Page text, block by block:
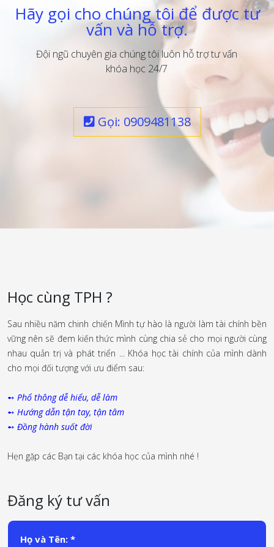
Hãy gọi cho chúng tôi để được tư
vấn và hỗ trợ.
Đội ngũ chuyên gia chúng tôi luôn hỗ trợ tư vấn
khóa học 24/7
Gọi: 0909481138
Học cùng TPH ?
Sau nhiều năm chinh chiến Mình tự hào là người làm tài chính bền
vững nên sẽ đem kiến thức mình cùng chia sẻ cho mọi người cùng
nhau quản trị và phát triển ... Khóa học tài chính của mình dành
cho mọi đối tượng với ưu điểm sau:
➻ Phổ thông dễ hiểu, dễ làm
➻ Hướng dẫn tận tay, tận tâm
➻ Đồng hành suốt đời
Hẹn gặp các Bạn tại các khóa học của mình nhé !
Đăng ký tư vấn
Họ và Tên: *